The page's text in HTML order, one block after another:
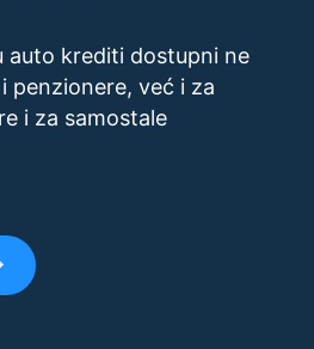
auto krediti dostupni ne
penzionere, već i za
i za samostale